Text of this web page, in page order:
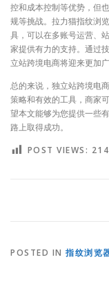
控和成本控制等优势，但
规等挑战。拉力猫指纹浏
具，可以在多账号运营、
家提供有力的支持。通过
立站跨境电商将迎来更加
总的来说，独立站跨境电
策略和有效的工具，商家
望本文能够为您提供一些
路上取得成功。
POST VIEWS: 214
POSTED IN 指纹浏览